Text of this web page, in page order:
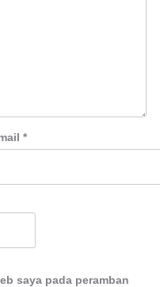
*
saya pada peramban